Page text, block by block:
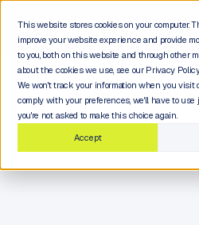
This website stores cookies on your computer.
improve your website experience and provide
to you, both on this website and through other
about the cookies we use, see our Privacy
We won't track your information when you visit
comply with your preferences, we'll have to
you're not asked to make this choice again.
Accept